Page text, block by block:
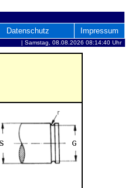
Datenschutz Impressum
| Samstag, 08.08.2026 08:14:40 Uhr